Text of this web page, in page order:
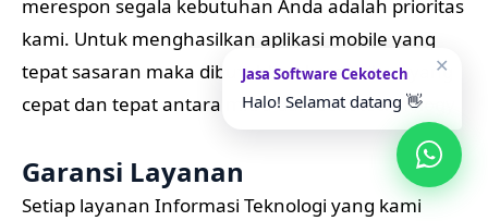
merespon segala kebutuhan Anda adalah prioritas
kami. Untuk menghasilkan aplikasi mobile yang
tepat sasaran maka dibutuhkan komunikasi yang
cepat dan tepat antara mitra dan Cekotechnology
Garansi Layanan
Setiap layanan Informasi Teknologi yang kami
✕
Jasa Software Cekotech
Halo! Selamat datang 👋